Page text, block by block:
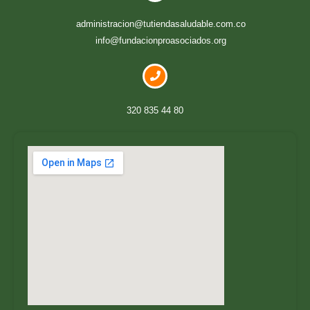
administracion@tutiendasaludable.com.co
info@fundacionproasociados.org
320 835 44 80